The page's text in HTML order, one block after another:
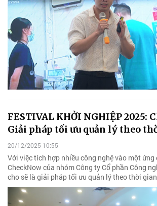
FESTIVAL KHỞI NGHIỆP 2025:
Giải pháp tối ưu quản lý theo
20/12/2025 10:55
Với việc tích hợp nhiều công nghệ vào một ứng
CheckNow của nhóm Công ty Cổ phần Công
cho sẽ là giải pháp tối ưu quản lý theo thời